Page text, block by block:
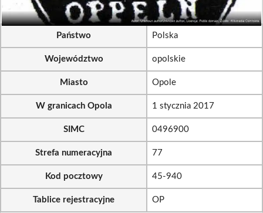
Państwo Polska
Województwo opolskie
Miasto Opole
W granicach Opola 1 stycznia 2017
SIMC 0496900
Strefa numeracyjna 77
Kod pocztowy 45-940
Tablice rejestracyjne OP